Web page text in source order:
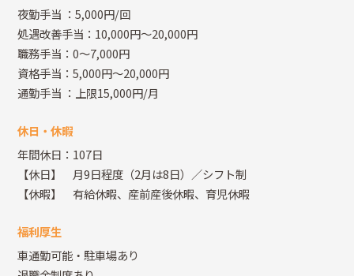
夜勤手当 ：5,000円/回
処遇改善手当：10,000円～20,000円
職務手当：0～7,000円
資格手当：5,000円～20,000円
通勤手当 ：上限15,000円/月
休日・休暇
年間休日：107日
【休日】 月9日程度（2月は8日）／シフト制
【休暇】 有給休暇、産前産後休暇、育児休暇
福利厚生
車通勤可能・駐車場あり